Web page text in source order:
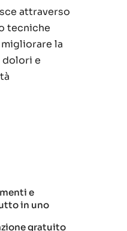
attraverso
tecniche
la
dolori e
e
in uno
gratuito